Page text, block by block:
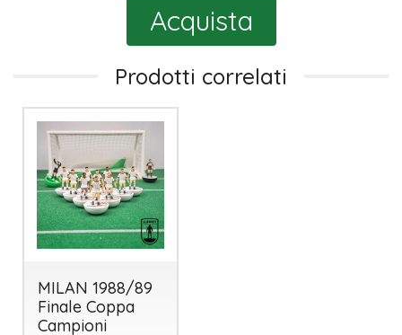
Acquista
Prodotti correlati
MILAN 1988/89
Finale Coppa
Campioni